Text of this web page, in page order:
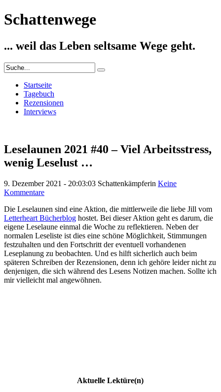
Schattenwege
... weil das Leben seltsame Wege geht.
Startseite
Tagebuch
Rezensionen
Interviews
Leselaunen 2021 #40 – Viel Arbeitsstress,
wenig Leselust …
9. Dezember 2021 - 20:03:03 Schattenkämpferin Keine
Kommentare
Die Leselaunen sind eine Aktion, die mittlerweile die liebe Jill vom
Letterheart Bücherblog hostet. Bei dieser Aktion geht es darum, die
eigene Leselaune einmal die Woche zu reflektieren. Neben der
normalen Leseliste ist dies eine schöne Möglichkeit, Stimmungen
festzuhalten und den Fortschritt der eventuell vorhandenen
Leseplanung zu beobachten. Und es hilft sicherlich auch beim
späteren Schreiben der Rezensionen, denn ich gehöre leider nicht zu
denjenigen, die sich während des Lesens Notizen machen. Sollte ich
mir vielleicht mal angewöhnen.
Aktuelle Lektüre(n)